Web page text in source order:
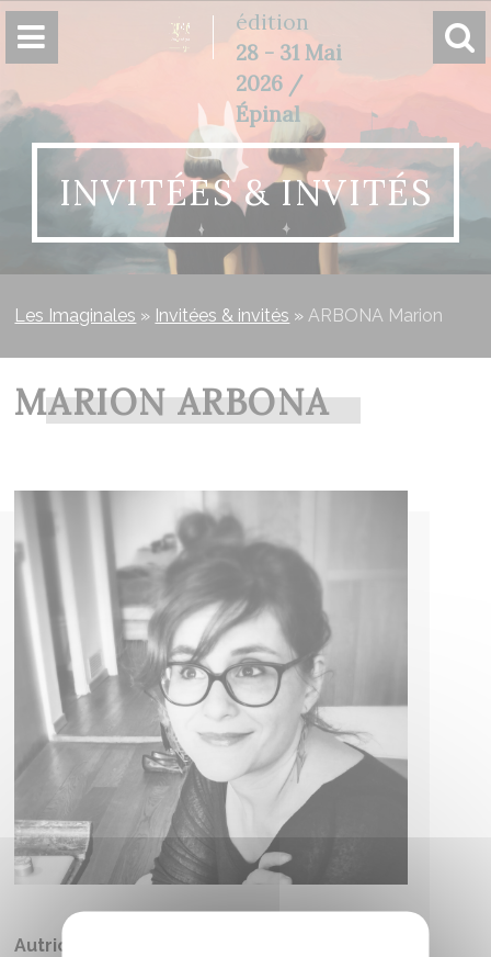
édition
28 - 31 Mai
2026 /
Épinal
INVITÉES & INVITÉS
Les Imaginales » Invitées & invités »ARBONA Marion
MARION ARBONA
Autrices, auteurs, scientifiques et
Panneau de gestion des cookies